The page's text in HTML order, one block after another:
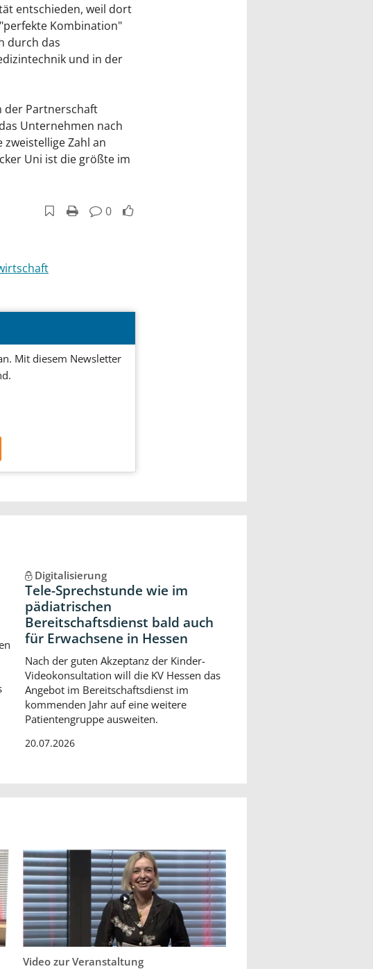
entschieden, weil dort
Kombination"
durch das
und in der
der Partnerschaft
Unternehmen nach
Zahl an
Uni ist die größte im
0
Mit diesem Newsletter
Digitalisierung
Tele-Sprechstunde wie im
pädiatrischen
Bereitschaftsdienst bald auch
für Erwachsene in Hessen
Nach der guten Akzeptanz der Kinder-
Videokonsultation will die KV Hessen das
Angebot im Bereitschaftsdienst im
kommenden Jahr auf eine weitere
Patientengruppe ausweiten.
20.07.2026
Video zur Veranstaltung